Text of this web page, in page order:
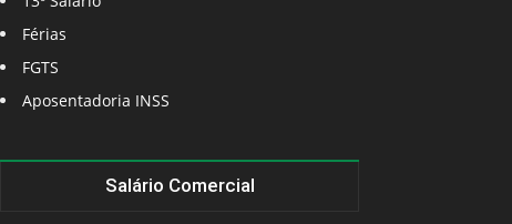
Férias
FGTS
Aposentadoria INSS
Salário Comercial